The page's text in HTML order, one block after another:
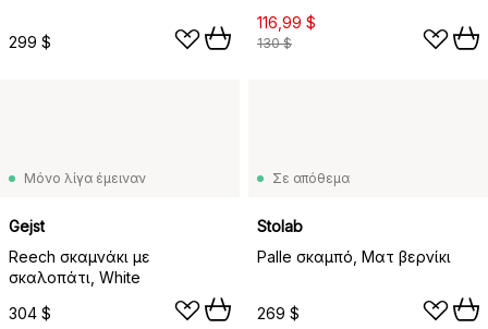
299 $
116,99 $
130 $
Μόνο λίγα έμειναν
Gejst
Reech σκαμνάκι με
σκαλοπάτι, White
304 $
Σε απόθεμα
Stolab
Palle σκαμπό, Ματ βερνίκι
269 $